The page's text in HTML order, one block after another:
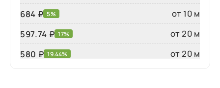
684 ₽ 5%
от 10 м
597.74 ₽ 17%
от 20 м
580 ₽ 19.44% от 20 м